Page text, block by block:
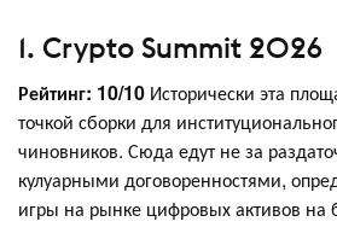
1. Crypto Summit 2026
Рейтинг: 10/10 Исторически эта
точкой сборки для
чиновников. Сюда едут не за
кулуарными договоренностями,
игры на рынке цифровых активов